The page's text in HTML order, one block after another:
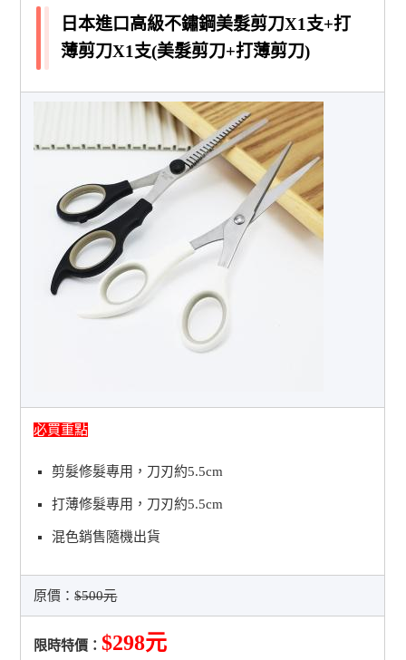
日本進口高級不鏽鋼美髮剪刀X1支+打
薄剪刀X1支(美髮剪刀+打薄剪刀)
必買重點
剪髮修髮專用，刀刃約5.5cm
打薄修髮專用，刀刃約5.5cm
混色銷售隨機出貨
原價：$500元
限時特價：$298元